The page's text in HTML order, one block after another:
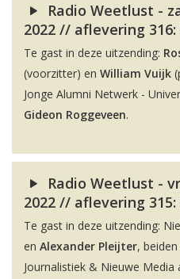
Radio Weetlust -
2022 // aflevering 316:
Te gast in deze uitzending:
(voorzitter) en William Vuijk
Jonge Alumni Netwerk -
Gideon Roggeveen.
Radio Weetlust -
2022 // aflevering 315:
Te gast in deze uitzending:
en Alexander Pleijter,
Journalistiek & Nieuwe Media